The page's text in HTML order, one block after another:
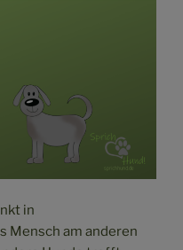
in
Mensch am anderen